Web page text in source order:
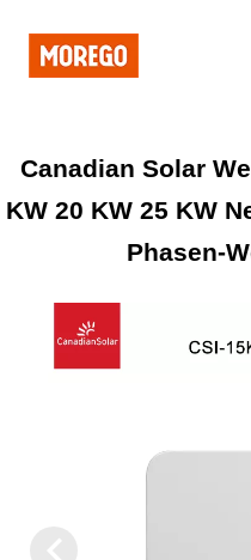
Canadian Solar
KW 20 KW 25 KW
Phasen-